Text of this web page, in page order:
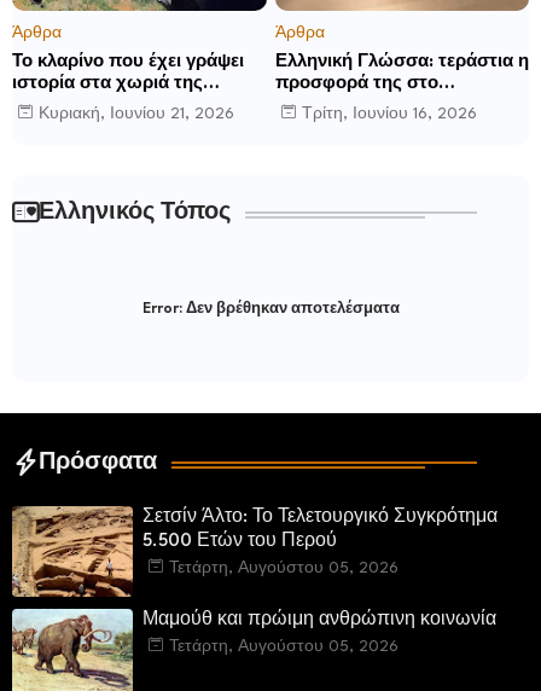
Άρθρα
Το κλαρίνο που έχει γράψει
ιστορία στα χωριά της
Ρούμελης
Κυριακή, Ιουνίου 21, 2026
Άρθρα
Ελληνική Γλώσσα: τεράστια η
προσφορά της στο
παγκόσμιο γίγνεσθαι.
Τρίτη, Ιουνίου 16, 2026
Ελληνικός Τόπος
Error:Δεν βρέθηκαν αποτελέσματα
Πρόσφατα
Σετσίν Άλτο: Το Τελετουργικό Συγκρότημα
5.500 Ετών του Περού
Τετάρτη, Αυγούστου 05, 2026
Μαμούθ και πρώιμη ανθρώπινη κοινωνία
Τετάρτη, Αυγούστου 05, 2026